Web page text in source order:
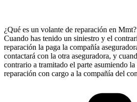
¿Qué es un volante de reparación en Mmt?
Cuando has tenido un siniestro y el
reparación la paga la compañía
contactará con la otra aseguradora, y
contrario a tramitado el parte asumiendo
reparación con cargo a la compañía del